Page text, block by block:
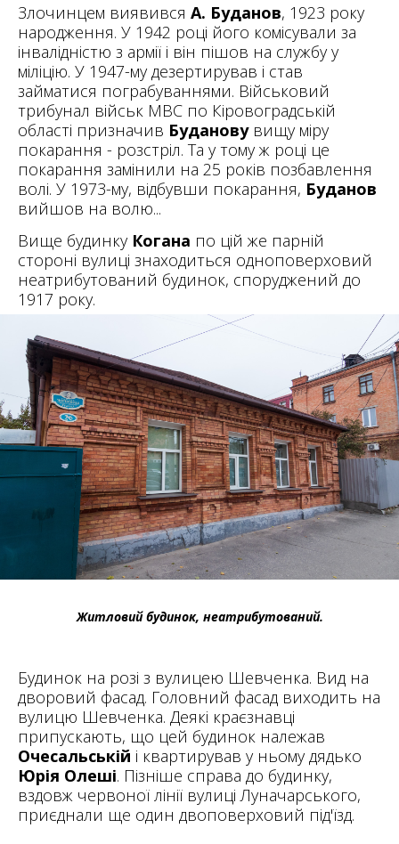
Злочинцем виявився А. Буданов, 1923 року
народження. У 1942 році його комісували за
інвалідністю з армії і він пішов на службу у
міліцію. У 1947-му дезертирував і став
займатися пограбуваннями. Військовий
трибунал військ МВС по Кіровоградській
області призначив Будановувищу міру
покарання - розстріл. Та у тому ж році це
покарання замінили на 25 років позбавлення
волі. У 1973-му, відбувши покарання, Буданов
вийшов на волю...
Вище будинку Когана по цій же парній
стороні вулиці знаходиться одноповерховий
неатрибутований будинок, споруджений до
1917 року.
Житловий будинок, неатрибутований.
Будинок на розі з вулицею Шевченка. Вид на
дворовий фасад. Головний фасад виходить на
вулицю Шевченка. Деякі краєзнавці
припускають, що цей будинок належав
Очесальській і квартирував у ньому дядько
Юрія Олеші. Пізніше справа до будинку,
вздовж червоної лінії вулиці Луначарського,
приєднали ще один двоповерховий під'їзд.